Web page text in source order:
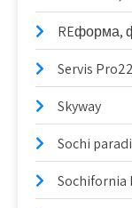
REформа,
Servis Pro22
Skyway
Sochi
Sochifornia